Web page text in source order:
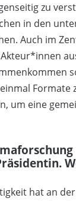
zu
in den
Auch im
Formate
um eine
hat an